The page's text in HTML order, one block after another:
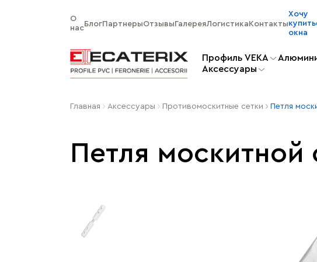
О
нас
БлогПартнерыОтзывыГалереяЛогистикаКонтакты
Хочу
купить
окна
Профиль VEKA
Aксессуары
Главная Aксессуары Противомоскитные сетки Петля
Петля